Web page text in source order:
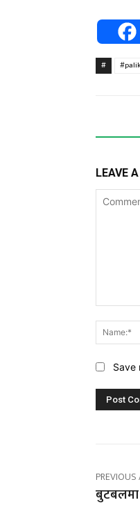
#
LEAVE
Save
PREVIOUS
बुटबलमा